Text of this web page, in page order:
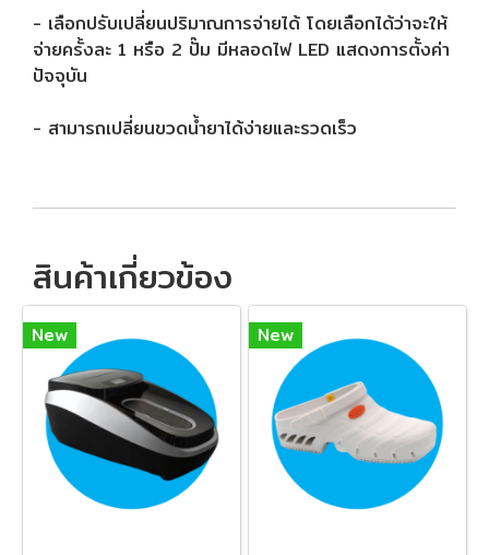
- เลือกปรับเปลี่ยนปริมาณการจ่ายได้ โดยเลือกได้ว่าจะให้
จ่ายครั้งละ 1 หรือ 2 ปั๊ม มีหลอดไฟ LED แสดงการตั้งค่า
ปัจจุบัน
- สามารถเปลี่ยนขวดน้ำยาได้ง่ายและรวดเร็ว
สินค้าเกี่ยวข้อง
New New